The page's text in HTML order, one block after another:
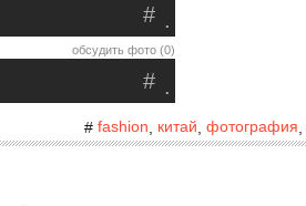
.
#
обсудить фото (0)
.
#
# fashion китай фотография